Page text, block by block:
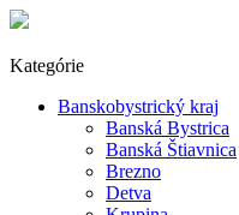
Kategórie
Banskobystrický kraj
Banská Bystrica
Banská Štiavnica
Brezno
Detva